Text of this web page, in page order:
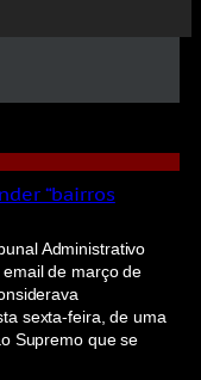
“bairros
Administrativo
de março de
sexta-feira, de uma
Supremo que se